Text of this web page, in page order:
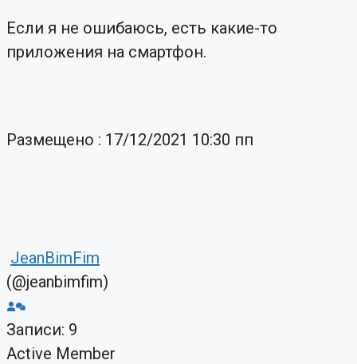
Если я не ошибаюсь, есть какие-то
приложения на смартфон.
Размещено : 17/12/2021 10:30 пп
JeanBimFim
(@jeanbimfim)
Записи: 9
Active Member